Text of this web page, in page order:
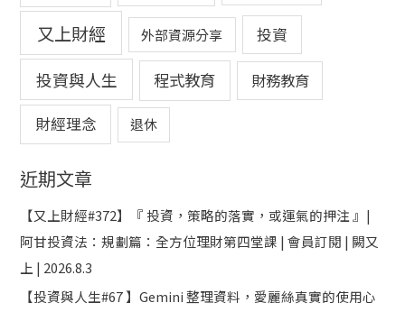
又上財經 外部資源分享 投資
投資與人生 程式教育 財務教育
財經理念 退休
近期文章
【又上財經#372】『 投資，策略的落實，或運氣的押注 』|
阿甘投資法：規劃篇：全方位理財第四堂課 | 會員訂閱 | 闕又
上 | 2026.8.3
【投資與人生#67 】Gemini 整理資料，愛麗絲真實的使用心